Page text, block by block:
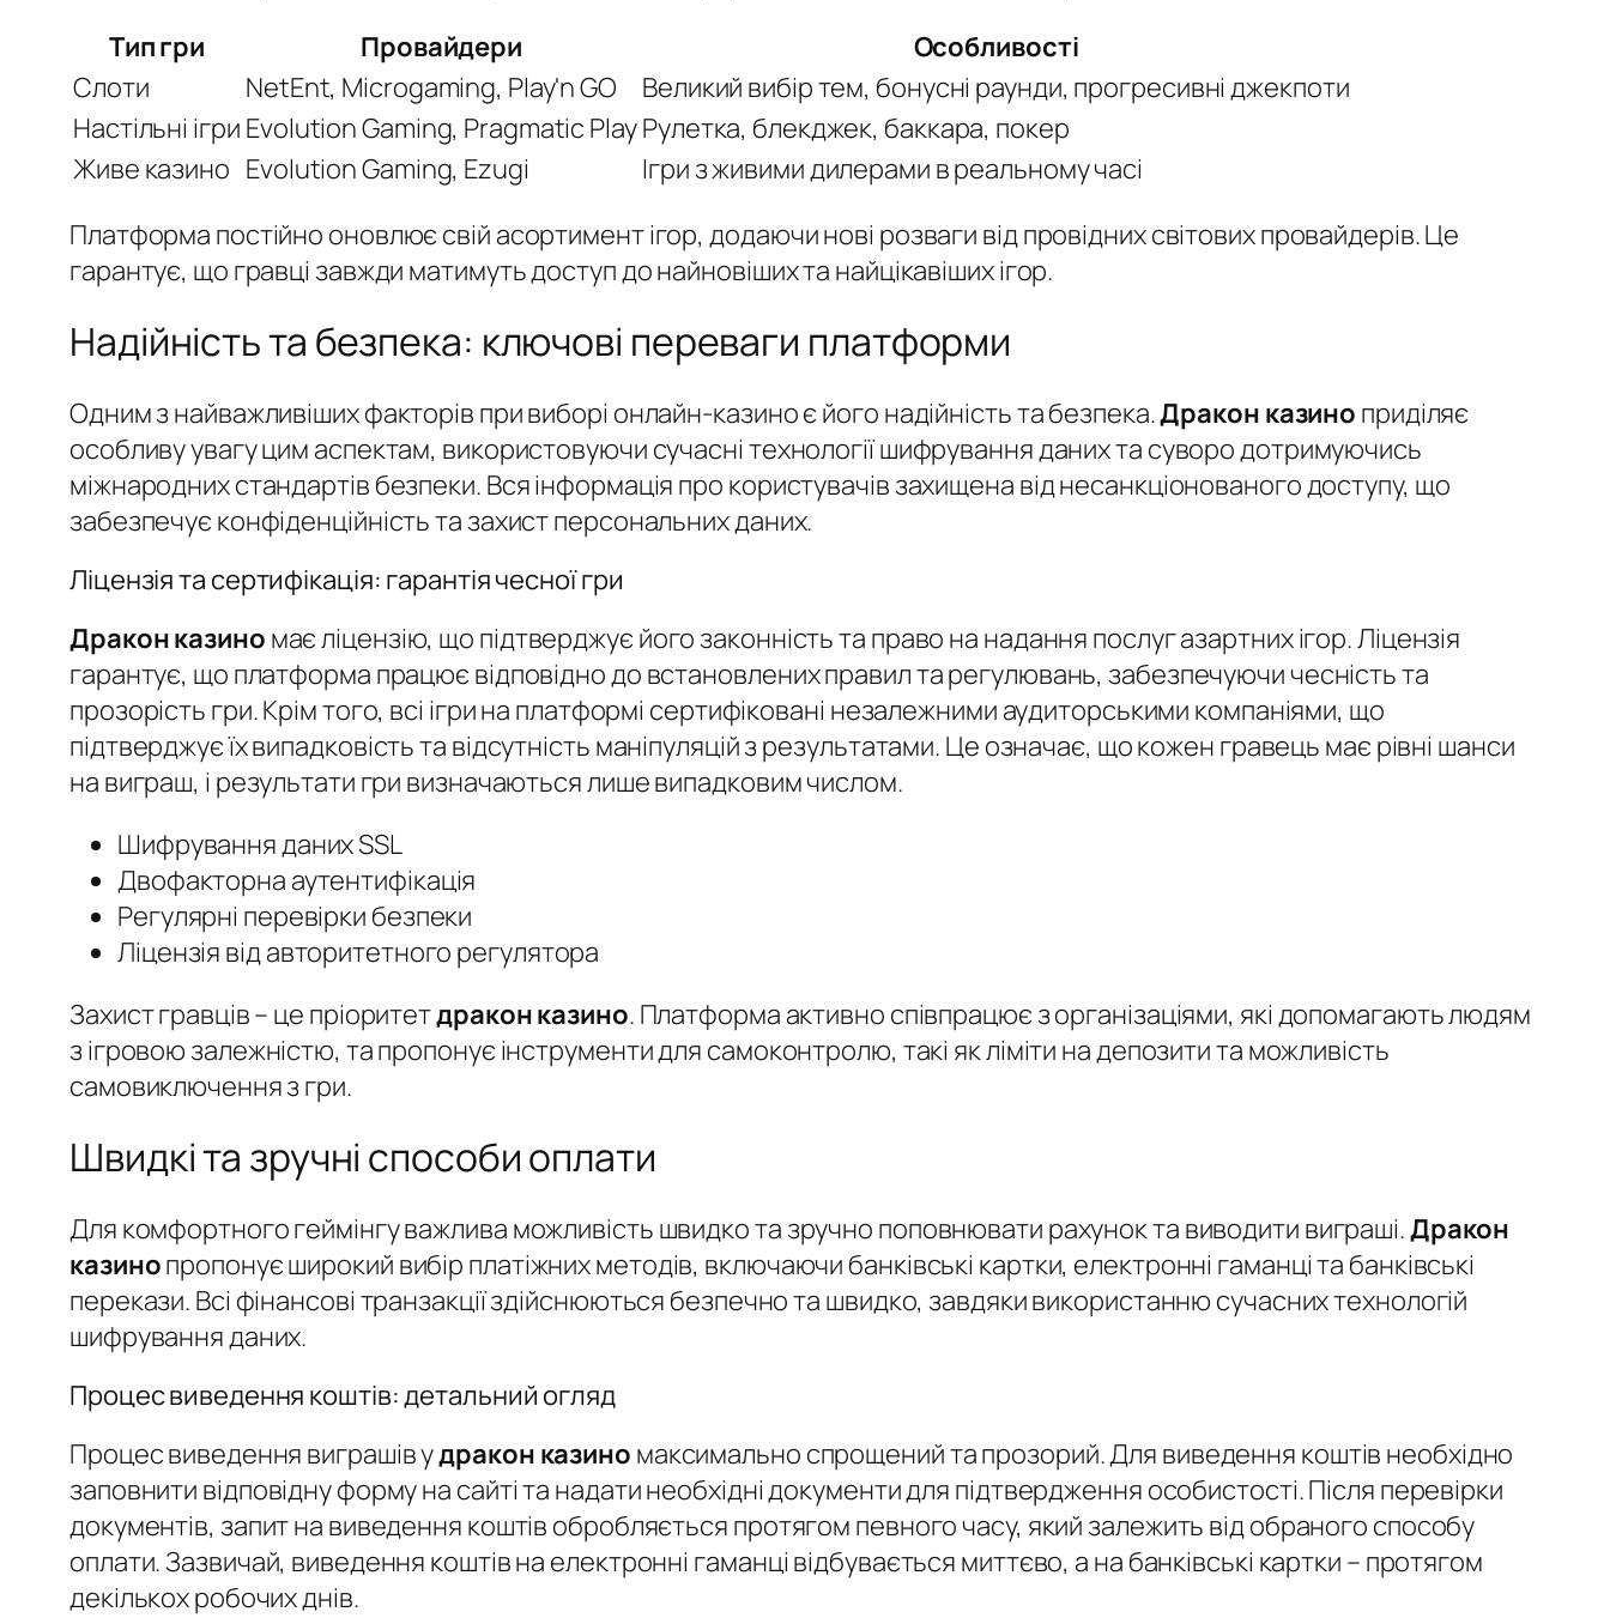
Тип гри
Провайдери
Особливості
Слоти
NetEnt, Microgaming, Play'n GO
Великий вибір тем, бонусні раунди, прогресивні джекпоти
Настільні ігри Evolution Gaming, Pragmatic PlayРулетка, блекджек, баккара, покер
Живе казино Evolution Gaming, Ezugi
Ігри з живими дилерами в реальному часі
Платформа постійно оновлює свій асортимент ігор, додаючи нові розваги від провідних світових провайдерів. Це
гарантує, що гравці завжди матимуть доступ до найновіших та найцікавіших ігор.
Надійність та безпека: ключові переваги платформи
Одним з найважливіших факторів при виборі онлайн-казино є його надійність та безпека.Дракон казино приділяє
особливу увагу цим аспектам, використовуючи сучасні технології шифрування даних та суворо дотримуючись
міжнародних стандартів безпеки. Вся інформація про користувачів захищена від несанкціонованого доступу, що
забезпечує конфіденційність та захист персональних даних.
Ліцензія та сертифікація: гарантія чесної гри
Дракон казино має ліцензію, що підтверджує його законність та право на надання послуг азартних ігор. Ліцензія
гарантує, що платформа працює відповідно до встановлених правил та регулювань, забезпечуючи чесність та
прозорість гри. Крім того, всі ігри на платформі сертифіковані незалежними аудиторськими компаніями, що
підтверджує їх випадковість та відсутність маніпуляцій з результатами. Це означає, що кожен гравець має рівні шанси
на виграш, і результати гри визначаються лише випадковим числом.
Шифрування даних SSL
Двофакторна аутентифікація
Регулярні перевірки безпеки
Ліцензія від авторитетного регулятора
Захист гравців – це пріоритетдракон казино. Платформа активно співпрацює з організаціями, які допомагають людям
з ігровою залежністю, та пропонує інструменти для самоконтролю, такі як ліміти на депозити та можливість
самовиключення з гри.
Швидкі та зручні способи оплати
Для комфортного геймінгу важлива можливість швидко та зручно поповнювати рахунок та виводити виграші.Дракон
казинопропонує широкий вибір платіжних методів, включаючи банківські картки, електронні гаманці та банківські
перекази. Всі фінансові транзакції здійснюються безпечно та швидко, завдяки використанню сучасних технологій
шифрування даних.
Процес виведення коштів: детальний огляд
Процес виведення виграшів удракон казино максимально спрощений та прозорий. Для виведення коштів необхідно
заповнити відповідну форму на сайті та надати необхідні документи для підтвердження особистості. Після перевірки
документів, запит на виведення коштів обробляється протягом певного часу, який залежить від обраного способу
оплати. Зазвичай, виведення коштів на електронні гаманці відбувається миттєво, а на банківські картки – протягом
декількох робочих днів.